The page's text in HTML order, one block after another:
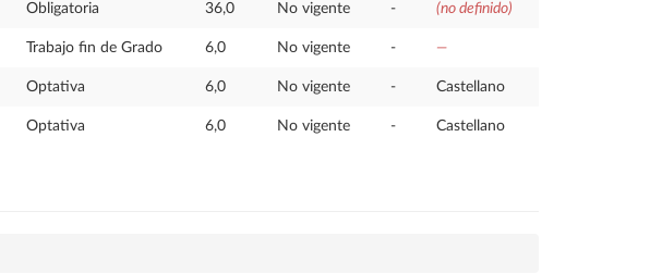
Obligatoria 36,0 No vigente - (no definido)
Trabajo fin de Grado 6,0 No vigente - —
Optativa 6,0 No vigente - Castellano
Optativa 6,0 No vigente - Castellano